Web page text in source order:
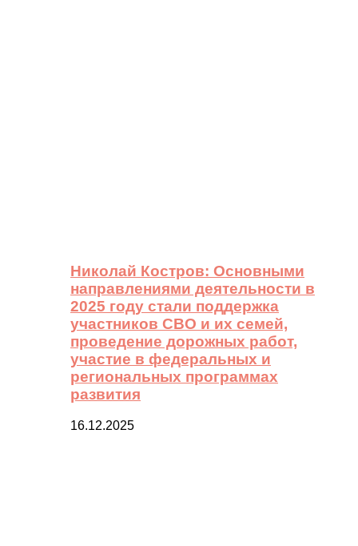
Николай Костров: Основными
направлениями деятельности в
2025 году стали поддержка
участников СВО и их семей,
проведение дорожных работ,
участие в федеральных и
региональных программах
развития
16.12.2025